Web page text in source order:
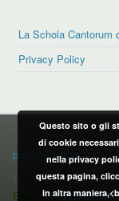
La Schola Cantorum
Privacy Policy
PRIVACY POLICY
privacy policy
CONTATTI:
Email:
Questo sito o gli
di cookie
nella privacy
questa pagina,
in altra